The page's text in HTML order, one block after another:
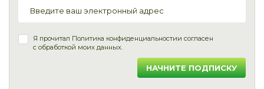
Я прочитал Политика конфиденциальностии согласен
с обработкой моих данных.
НАЧНИТЕ ПОДПИСКУ